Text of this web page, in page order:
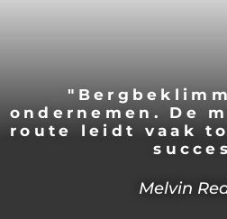
ondernemen. De
route leidt vaak
Melvin